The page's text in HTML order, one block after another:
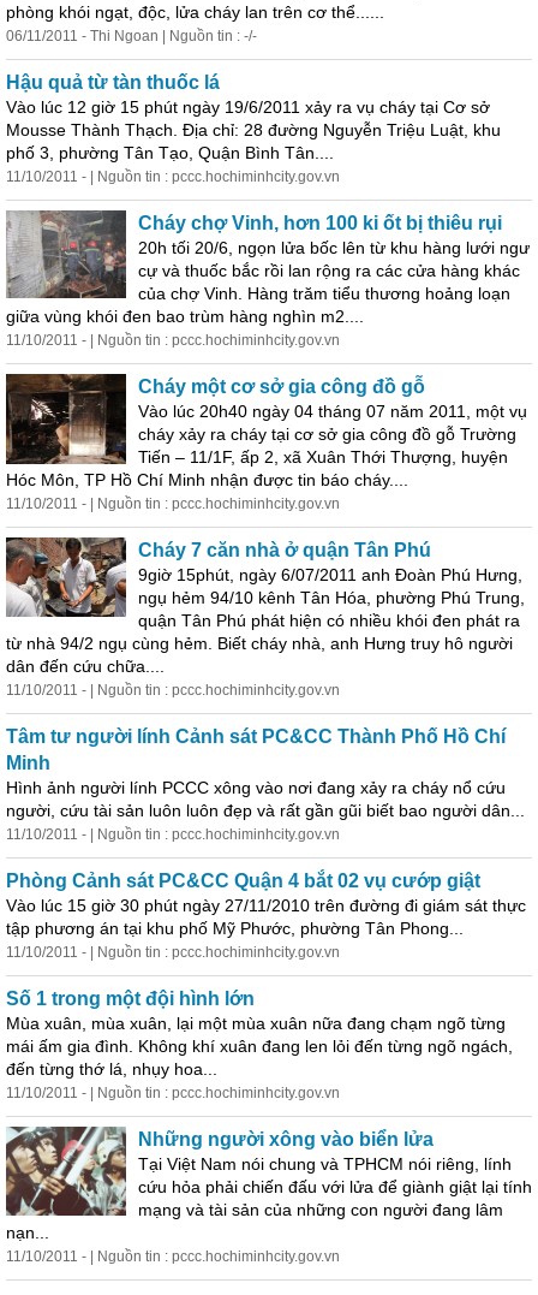
phòng khói ngạt, độc, lửa cháy lan trên cơ thể......
06/11/2011 - Thi Ngoan | Nguồn tin : -/-
Hậu quả từ tàn thuốc lá
Vào lúc 12 giờ 15 phút ngày 19/6/2011 xảy ra vụ cháy tại Cơ sở
Mousse Thành Thạch. Địa chỉ: 28 đường Nguyễn Triệu Luật, khu
phố 3, phường Tân Tạo, Quận Bình Tân....
11/10/2011 - | Nguồn tin : pccc.hochiminhcity.gov.vn
Cháy chợ Vinh, hơn 100 ki ốt bị thiêu rụi
20h tối 20/6, ngọn lửa bốc lên từ khu hàng lưới ngư
cự và thuốc bắc rồi lan rộng ra các cửa hàng khác
của chợ Vinh. Hàng trăm tiểu thương hoảng loạn
giữa vùng khói đen bao trùm hàng nghìn m2....
11/10/2011 - | Nguồn tin : pccc.hochiminhcity.gov.vn
Cháy một cơ sở gia công đồ gỗ
Vào lúc 20h40 ngày 04 tháng 07 năm 2011, một vụ
cháy xảy ra cháy tại cơ sở gia công đồ gỗ Trường
Tiến – 11/1F, ấp 2, xã Xuân Thới Thượng, huyện
Hóc Môn, TP Hồ Chí Minh nhận được tin báo cháy....
11/10/2011 - | Nguồn tin : pccc.hochiminhcity.gov.vn
Cháy 7 căn nhà ở quận Tân Phú
9giờ 15phút, ngày 6/07/2011 anh Đoàn Phú Hưng,
ngụ hẻm 94/10 kênh Tân Hóa, phường Phú Trung,
quận Tân Phú phát hiện có nhiều khói đen phát ra
từ nhà 94/2 ngụ cùng hẻm. Biết cháy nhà, anh Hưng truy hô người
dân đến cứu chữa....
11/10/2011 - | Nguồn tin : pccc.hochiminhcity.gov.vn
Tâm tư người lính Cảnh sát PC&CC Thành Phố Hồ Chí
Minh
Hình ảnh người lính PCCC xông vào nơi đang xảy ra cháy nổ cứu
người, cứu tài sản luôn luôn đẹp và rất gần gũi biết bao người dân...
11/10/2011 - | Nguồn tin : pccc.hochiminhcity.gov.vn
Phòng Cảnh sát PC&CC Quận 4 bắt 02 vụ cướp giật
Vào lúc 15 giờ 30 phút ngày 27/11/2010 trên đường đi giám sát thực
tập phương án tại khu phố Mỹ Phước, phường Tân Phong...
11/10/2011 - | Nguồn tin : pccc.hochiminhcity.gov.vn
Số 1 trong một đội hình lớn
Mùa xuân, mùa xuân, lại một mùa xuân nữa đang chạm ngõ từng
mái ấm gia đình. Không khí xuân đang len lỏi đến từng ngõ ngách,
đến từng thớ lá, nhụy hoa...
11/10/2011 - | Nguồn tin : pccc.hochiminhcity.gov.vn
Những người xông vào biển lửa
Tại Việt Nam nói chung và TPHCM nói riêng, lính
cứu hỏa phải chiến đấu với lửa để giành giật lại tính
mạng và tài sản của những con người đang lâm
nạn...
11/10/2011 - | Nguồn tin : pccc.hochiminhcity.gov.vn